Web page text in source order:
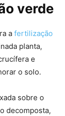
verde
a fertilização
planta,
e
o solo.
sobre o
decomposta,